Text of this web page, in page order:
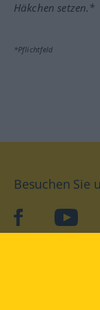
Häkchen setzen.*
*Pflichtfeld
Besuchen Sie
facebookYouTube